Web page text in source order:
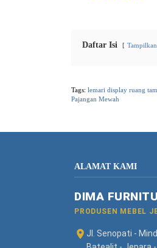
Daftar Isi Tampilkan
Tags: lemari display ruang
Pajangan Mewah
ALAMAT KAMI
DIMA
PRODUSEN MEBEL
Jl. Senopati -